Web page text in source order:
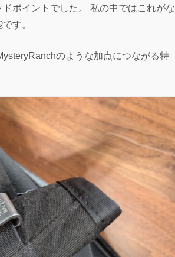
ポイントでした。 私の中ではこれがな
す。
のような加点につながる特